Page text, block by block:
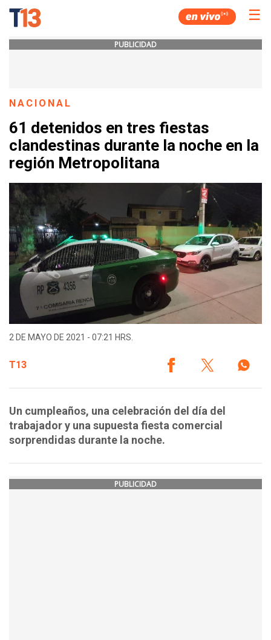
☰
PUBLICIDAD
NACIONAL
61 detenidos en tres fiestas
clandestinas durante la noche en la
región Metropolitana
2 DE MAYO DE 2021 - 07:21 HRS.
T13
Un cumpleaños, una celebración del día del
trabajador y una supuesta fiesta comercial
sorprendidas durante la noche.
PUBLICIDAD